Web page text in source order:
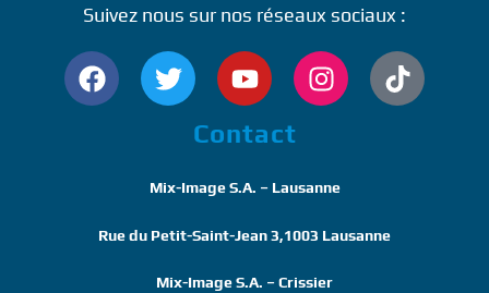
Suivez nous sur nos réseaux sociaux :
Contact
Mix-Image S.A. – Lausanne
Rue du Petit-Saint-Jean 3,1003 Lausanne
Mix-Image S.A. – Crissier